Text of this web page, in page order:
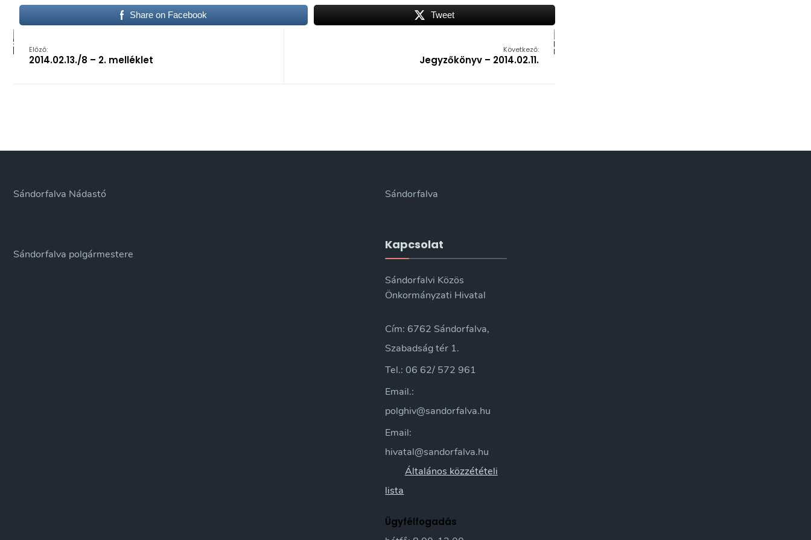
Share on Facebook Tweet
Előző:
2014.02.13./8 – 2. melléklet
Következő:
Jegyzőkönyv – 2014.02.11.
Sándorfalva Nádastó
Sándorfalva polgármestere
Sándorfalva
Kapcsolat
Sándorfalvi Közös
Önkormányzati Hivatal
Cím: 6762 Sándorfalva,
Szabadság tér 1.
Tel.: 06 62/ 572 961
Email.:
polghiv@sandorfalva.hu
Email:
hivatal@sandorfalva.hu
Általános közzétételi
lista
Ügyfélfogadás